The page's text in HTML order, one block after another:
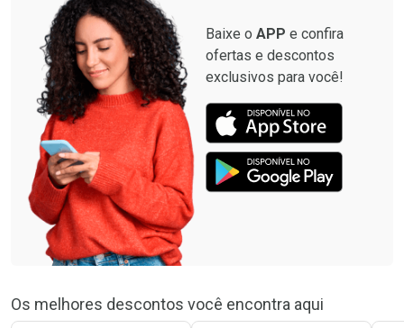
Baixe o APP e confira
ofertas e descontos
exclusivos para você!
Os melhores descontos você encontra aqui